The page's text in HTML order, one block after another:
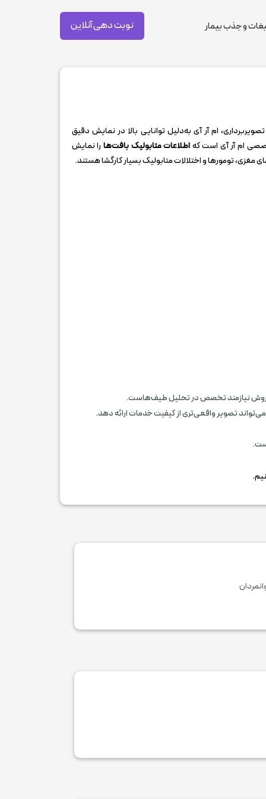
و جذب بیمار نوبت دهی آنلاین
ام ‌آر‌ آی به‌دلیل توانایی بالا در نمایش دقیق
اطلاعات متابولیک بافت‌ها را نمایش
تومورها و اختلالات متابولیک بسیار کارگشا هستند.
روش نیازمند تخصص در تحلیل طیف‌هاست.
تصویر واقعی‌تری از کیفیت خدمات ارائه دهد.